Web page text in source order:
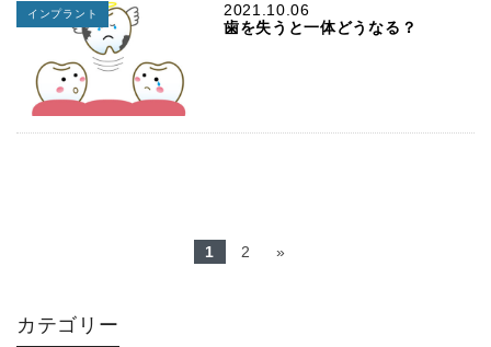
2021.10.06
インプラント
歯を失うと一体どうなる？
1 2 »
カテゴリー